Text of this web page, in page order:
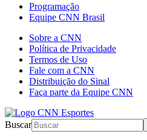
Programação
Equipe CNN Brasil
Sobre a CNN
Política de Privacidade
Termos de Uso
Fale com a CNN
Distribuição do Sinal
Faça parte da Equipe CNN
Buscar